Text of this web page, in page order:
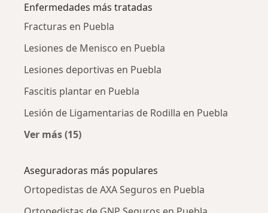
Enfermedades más tratadas
Fracturas en Puebla
Lesiones de Menisco en Puebla
Lesiones deportivas en Puebla
Fascitis plantar en Puebla
Lesión de Ligamentarias de Rodilla en Puebla
Ver más (15)
Aseguradoras más populares
Ortopedistas de AXA Seguros en Puebla